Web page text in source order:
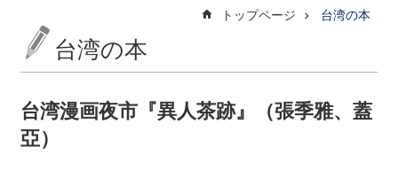
台
文
化
セ
トップページ 台湾の本
台湾の本
台湾漫画夜市『異人茶跡』（張季雅、蓋
亞）